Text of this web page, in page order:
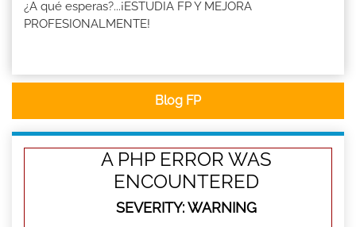
¿A qué esperas?...¡ESTUDIA FP Y MEJORA
PROFESIONALMENTE!
Blog FP
A PHP ERROR WAS
ENCOUNTERED
SEVERITY: WARNING